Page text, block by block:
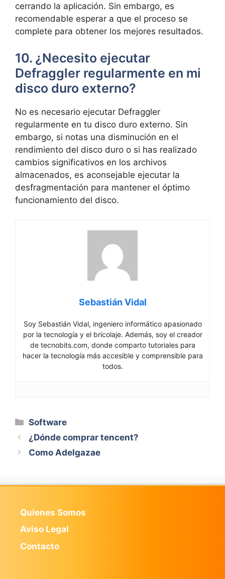
cerrando la aplicación. Sin embargo, es
recomendable esperar a que el proceso se
complete para obtener los mejores resultados.
10. ¿Necesito ejecutar
Defraggler regularmente en mi
disco duro externo?
No es necesario ejecutar Defraggler
regularmente en tu disco duro externo. Sin
embargo, si notas una disminución en el
rendimiento del disco duro o si has realizado
cambios significativos en los archivos
almacenados, es aconsejable ejecutar la
desfragmentación para mantener el óptimo
funcionamiento del disco.
Sebastián Vidal
Soy Sebastián Vidal, ingeniero informático apasionado
por la tecnología y el bricolaje. Además, soy el creador
de tecnobits.com, donde comparto tutoriales para
hacer la tecnología más accesible y comprensible para
todos.
Categorías
Software
¿Dónde comprar tencent?
Como Adelgazae
Quienes Somos
Aviso Legal
Contacto